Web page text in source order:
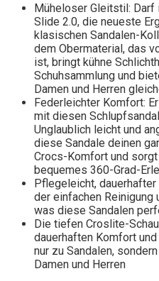
Müheloser Gleitstil:
Slide 2.0, die neueste
klasischen Sandalen-
dem Obermaterial, das
ist, bringt kühne
Schuhsammlung und
Damen und Herren
Federleichter Komfort:
mit diesen
Unglaublich leicht und
diese Sandale deinen
Crocs-Komfort und
bequemes 360-Grad-
Pflegeleicht,
der einfachen Reinigung
was diese Sandalen
Die tiefen Croslite-
dauerhaften Komfort
nur zu Sandalen,
Damen und Herren